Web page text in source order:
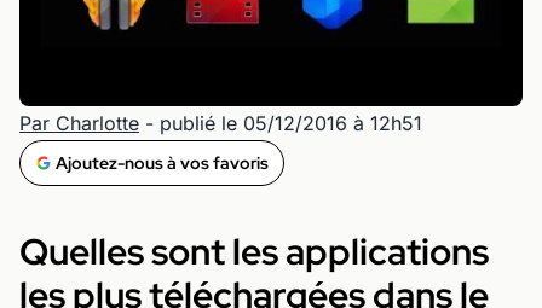
Par Charlotte - publié le 05/12/2016 à 12h51
Ajoutez-nous à vos favoris
Quelles sont les applications
les plus téléchargées dans le